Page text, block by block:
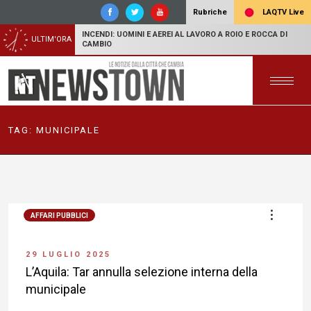
Rubriche LAQTV Live
ULTIM'ORA
INCENDI: UOMINI E AEREI AL LAVORO A ROIO E ROCCA DI
CAMBIO
TAG: MUNICIPALE
AFFARI PUBBLICI
29 LUGLIO 2025
L’Aquila: Tar annulla selezione interna della
municipale